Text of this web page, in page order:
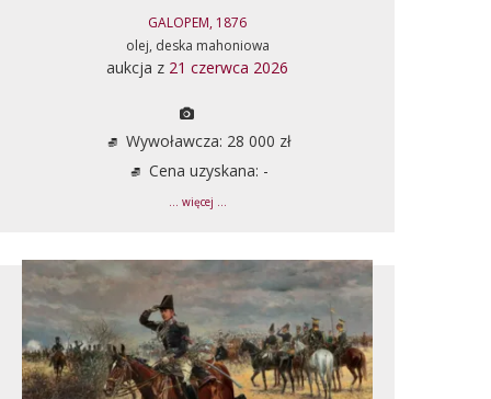
GALOPEM, 1876
olej, deska mahoniowa
aukcja z 21 czerwca 2026
Wywoławcza: 28 000 zł
Cena uzyskana: -
... więcej ...